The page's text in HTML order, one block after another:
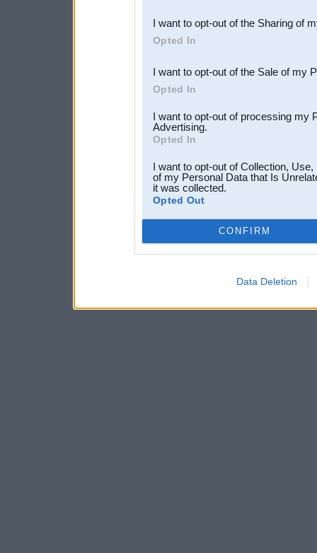
Downstream Participants
third parties.
I want to opt-out of the Sharing of
Opted In
I want to opt-out of the Sale of my
Opted In
I want to opt-out of processing my
Advertising.
Opted In
I want to opt-out of Collection,
of my Personal Data that Is
it was collected.
Opted Out
CONFIRM
Data Deletion